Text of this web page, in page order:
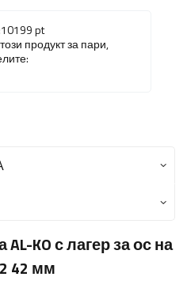
10199pt
продукт за пари,
KO с лагер за ос на
42 мм